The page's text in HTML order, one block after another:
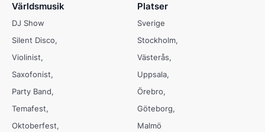
Världsmusik
DJ Show
Silent Disco
Violinist
Saxofonist
Party Band
Temafest
Oktoberfest
Platser
Sverige
Stockholm
Västerås
Uppsala
Örebro
Göteborg
Malmö